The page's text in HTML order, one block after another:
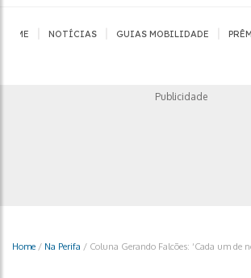
HOME NOTÍCIAS GUIAS MOBILIDADE
Publicidade
Home / Na Perifa / Coluna Gerando Falcões: ‘Cada um de